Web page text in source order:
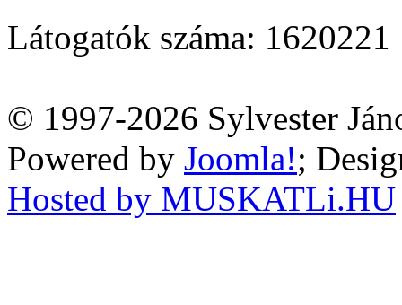
Látogatók száma: 1620221
© 1997-2026 Sylvester
Powered by Joomla!;
Hosted by MUSKATLi.HU